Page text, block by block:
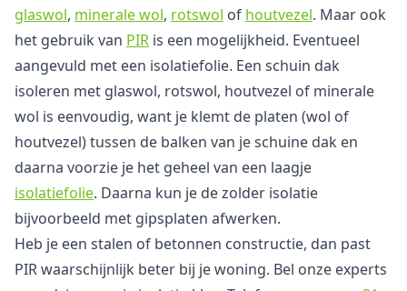
glaswol, minerale wol, rotswol of houtvezel. Maar ook
het gebruik van PIR is een mogelijkheid. Eventueel
aangevuld met een isolatiefolie. Een schuin dak
isoleren met glaswol, rotswol, houtvezel of minerale
wol is eenvoudig, want je klemt de platen (wol of
houtvezel) tussen de balken van je schuine dak en
daarna voorzie je het geheel van een laagje
isolatiefolie. Daarna kun je de zolder isolatie
bijvoorbeeld met gipsplaten afwerken.
Heb je een stalen of betonnen constructie, dan past
PIR waarschijnlijk beter bij je woning. Bel onze experts